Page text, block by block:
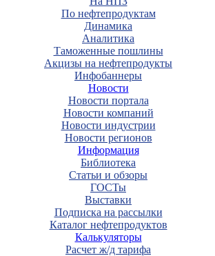
По нефтепродуктам
Динамика
Аналитика
Таможенные пошлины
Акцизы на нефтепродукты
Инфобаннеры
Новости
Новости портала
Новости компаний
Новости индустрии
Новости регионов
Информация
Библиотека
Статьи и обзоры
ГОСТы
Выставки
Подписка на рассылки
Каталог нефтепродуктов
Калькуляторы
Расчет ж/д тарифа